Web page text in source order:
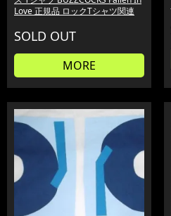
Love 正規品 ロックTシャツ関連
SOLD OUT
MORE